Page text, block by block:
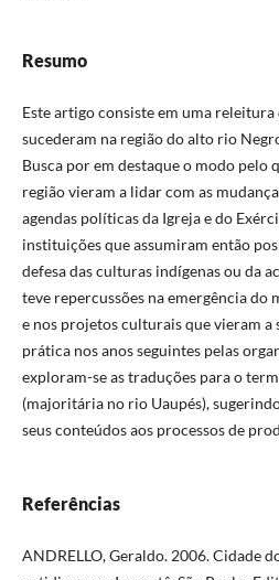
Resumo
Este artigo consiste em uma
sucederam na região do alto rio
Busca por em destaque o modo pelo
região vieram a lidar com as
agendas políticas da Igreja e do
instituições que assumiram então
defesa das culturas indígenas ou da
teve repercussões na emergência
e nos projetos culturais que vieram a
prática nos anos seguintes pelas
exploram-se as traduções para o
(majoritária no rio Uaupés),
seus conteúdos aos processos de
Referências
ANDRELLO, Geraldo. 2006. Cidade